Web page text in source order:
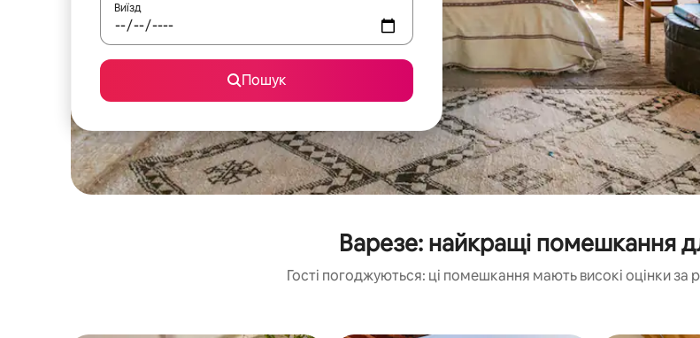
Виїзд
Пошук
Варезе: найкращі помешкання
Гості погоджуються: ці помешкання мають високі оцінки за